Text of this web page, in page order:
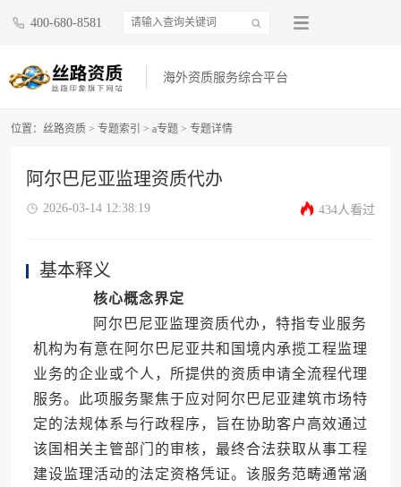
400-680-8581
海外资质服务综合平台
位置： 丝路资质 > 专题索引 > a专题 > 专题详情
阿尔巴尼亚监理资质代办
2026-03-14 12:38:19 434人看过
基本释义
核心概念界定
阿尔巴尼亚监理资质代办，特指专业服务
机构为有意在阿尔巴尼亚共和国境内承揽工程监理
业务的企业或个人，所提供的资质申请全流程代理
服务。此项服务聚焦于应对阿尔巴尼亚建筑市场特
定的法规体系与行政程序，旨在协助客户高效通过
该国相关主管部门的审核，最终合法获取从事工程
建设监理活动的法定资格凭证。该服务范畴通常涵